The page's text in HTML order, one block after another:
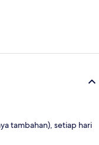
tambahan), setiap hari